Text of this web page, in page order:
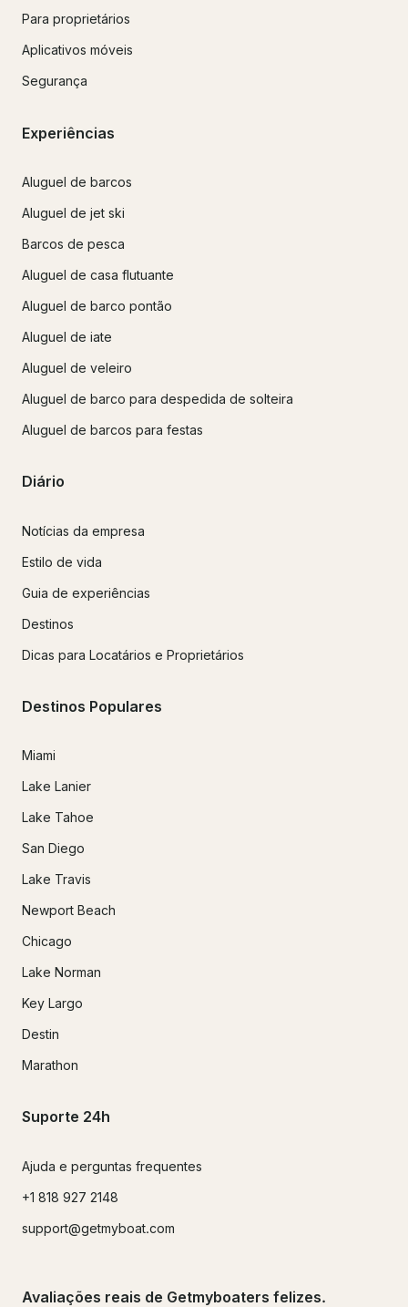
Para proprietários
Aplicativos móveis
Segurança
Experiências
Aluguel de barcos
Aluguel de jet ski
Barcos de pesca
Aluguel de casa flutuante
Aluguel de barco pontão
Aluguel de iate
Aluguel de veleiro
Aluguel de barco para despedida de solteira
Aluguel de barcos para festas
Diário
Notícias da empresa
Estilo de vida
Guia de experiências
Destinos
Dicas para Locatários e Proprietários
Destinos Populares
Miami
Lake Lanier
Lake Tahoe
San Diego
Lake Travis
Newport Beach
Chicago
Lake Norman
Key Largo
Destin
Marathon
Suporte 24h
Ajuda e perguntas frequentes
+1 818 927 2148
support@getmyboat.com
Avaliações reais de Getmyboaters felizes.